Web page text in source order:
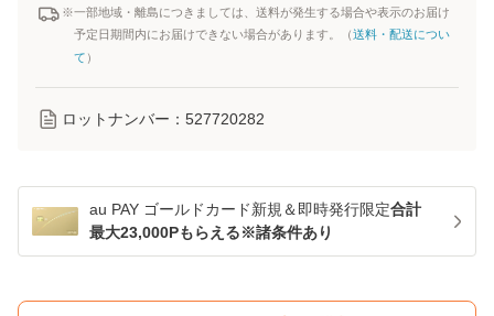
※一部地域・離島につきましては、送料が発生する場合や表示のお届け
予定日期間内にお届けできない場合があります。（送料・配送につい
て ）
ロットナンバー： 527720282
au PAY ゴールドカード新規＆即時発行限定合計
最大23,000Pもらえる※諸条件あり